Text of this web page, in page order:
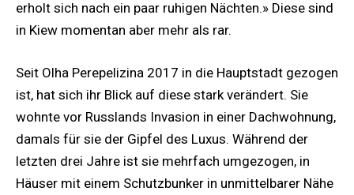
erholt sich nach ein paar ruhigen Nächten.» Diese sind
in Kiew momentan aber mehr als rar.
Seit Olha Perepelizina 2017 in die Hauptstadt gezogen
ist, hat sich ihr Blick auf diese stark verändert. Sie
wohnte vor Russlands Invasion in einer Dachwohnung,
damals für sie der Gipfel des Luxus. Während der
letzten drei Jahre ist sie mehrfach umgezogen, in
Häuser mit einem Schutzbunker in unmittelbarer Nähe